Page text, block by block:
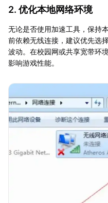
2. 优化本地网络环境
无论是否使用加速工具，保持
前依赖无线连接，建议优先选
波动。在校园网或共享宽带环
影响游戏性能。